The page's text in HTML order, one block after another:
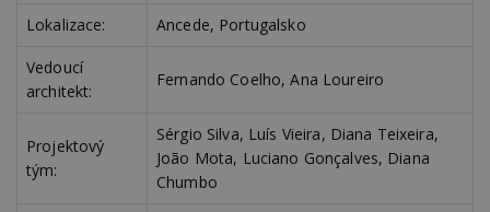
Lokalizace: Ancede, Portugalsko
Vedoucí
architekt:
Fernando Coelho, Ana Loureiro
Projektový
tým:
Sérgio Silva, Luís Vieira, Diana Teixeira,
João Mota, Luciano Gonçalves, Diana
Chumbo